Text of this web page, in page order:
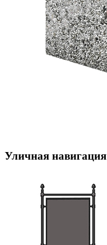
Уличная навигация